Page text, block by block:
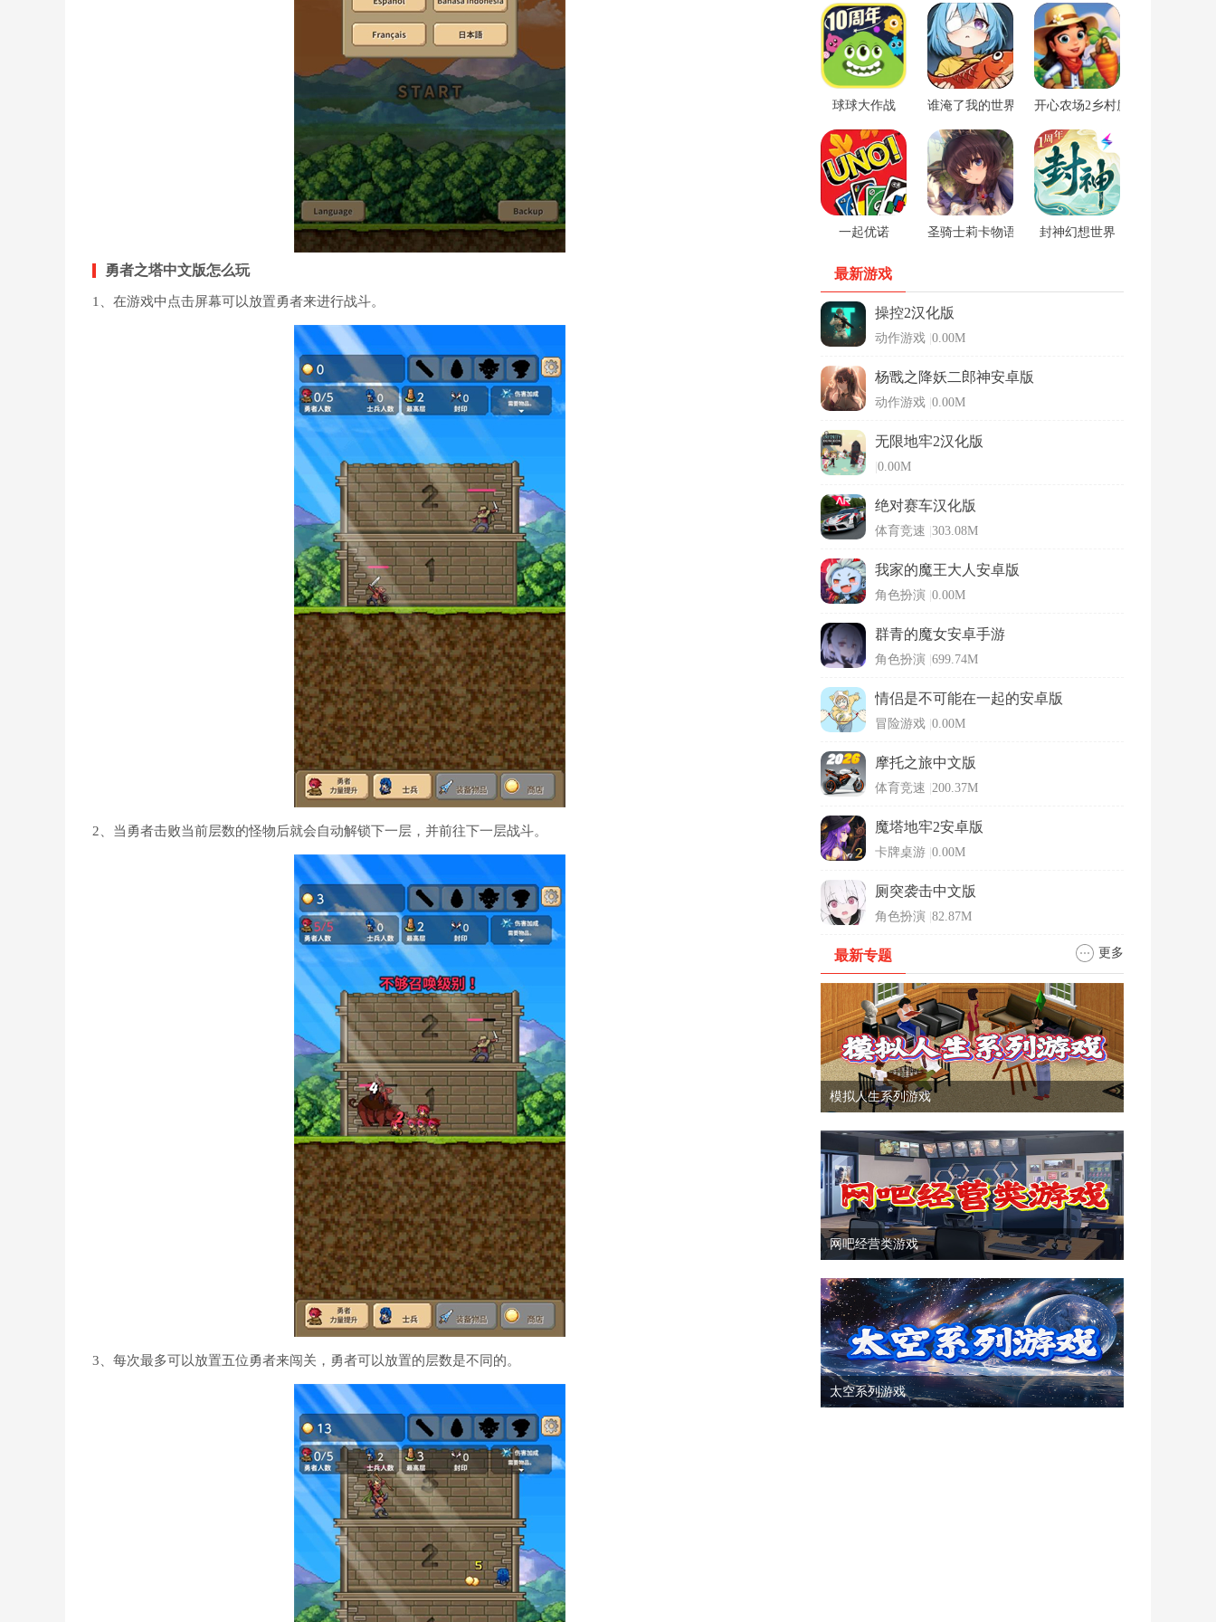
勇者之塔中文版怎么玩
1、在游戏中点击屏幕可以放置勇者来进行战斗。
2、当勇者击败当前层数的怪物后就会自动解锁下一层，并前往下一层战斗。
3、每次最多可以放置五位勇者来闯关，勇者可以放置的层数是不同的。
球球大作战 谁淹了我的世界游戏开心农场2乡村度假中文版
一起优诺 圣骑士莉卡物语安卓手游封神幻想世界
最新游戏
操控2汉化版
动作游戏 0.00M
杨戬之降妖二郎神安卓版
动作游戏 0.00M
无限地牢2汉化版
0.00M
绝对赛车汉化版
体育竞速 303.08M
我家的魔王大人安卓版
角色扮演 0.00M
群青的魔女安卓手游
角色扮演 699.74M
情侣是不可能在一起的安卓版
冒险游戏 0.00M
摩托之旅中文版
体育竞速 200.37M
魔塔地牢2安卓版
卡牌桌游 0.00M
厕突袭击中文版
角色扮演 82.87M
最新专题 更多
模拟人生系列游戏
网吧经营类游戏
太空系列游戏